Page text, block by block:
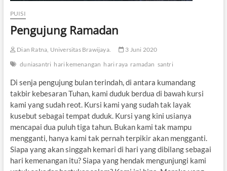
PUISI
Pengujung Ramadan
Dian Ratna, Universitas Brawijaya.
3 Juni 2020
duniasantri hari kemenangan hari raya ramadan santri
Di senja pengujung bulan terindah, di antara kumandang
takbir kebesaran Tuhan, kami duduk berdua di bawah kursi
kami yang sudah reot. Kursi kami yang sudah tak layak
kusebut sebagai tempat duduk. Kursi yang kini usianya
mencapai dua puluh tiga tahun. Bukan kami tak mampu
mengganti, hanya kami tak pernah terpikir akan mengganti.
Siapa yang akan singgah kemari di hari yang dibilang sebagai
hari kemenangan itu? Siapa yang hendak mengunjungi kami